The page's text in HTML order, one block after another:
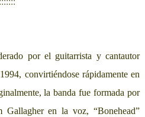
por el guitarrista y cantautor
convirtiéndose rápidamente en
la banda fue formada por
Gallagher en la voz, “Bonehead”